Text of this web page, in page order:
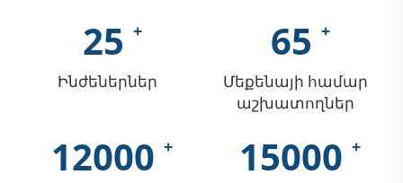
25
Ինժեներներ
65
Մեքենայի համար
աշխատողներ
12000 15000